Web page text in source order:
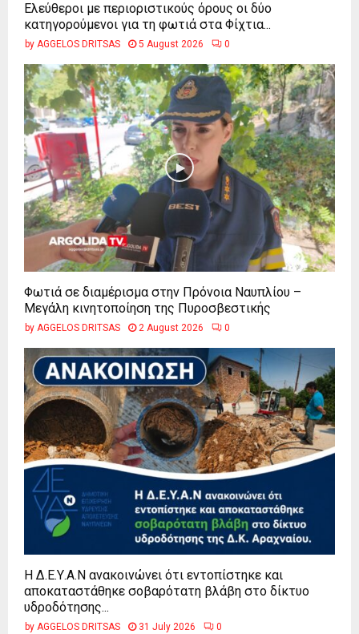
Ελεύθεροι με περιοριστικούς όρους οι δύο
κατηγορούμενοι για τη φωτιά στα Φίχτια...
by AGGELOS DRITSAS 5 August 2026 0
Φωτιά σε διαμέρισμα στην Πρόνοια Ναυπλίου –
Μεγάλη κινητοποίηση της Πυροσβεστικής
by AGGELOS DRITSAS 2 August 2026 0
Η Δ.Ε.Υ.Α.Ν ανακοινώνει ότι εντοπίστηκε και
αποκαταστάθηκε σοβαρότατη βλάβη στο δίκτυο
υδροδότησης...
by AGGELOS DRITSAS 31 July 2026 0